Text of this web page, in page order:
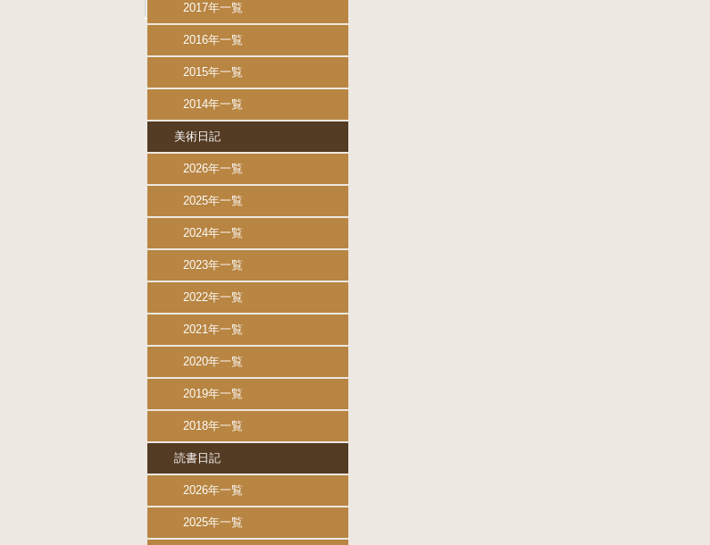
2017年一覧
2016年一覧
2015年一覧
2014年一覧
美術日記
2026年一覧
2025年一覧
2024年一覧
2023年一覧
2022年一覧
2021年一覧
2020年一覧
2019年一覧
2018年一覧
読書日記
2026年一覧
2025年一覧